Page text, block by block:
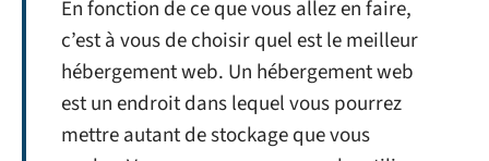
En fonction de ce que vous allez en faire,
c’est à vous de choisir quel est le meilleur
hébergement web. Un hébergement web
est un endroit dans lequel vous pourrez
mettre autant de stockage que vous